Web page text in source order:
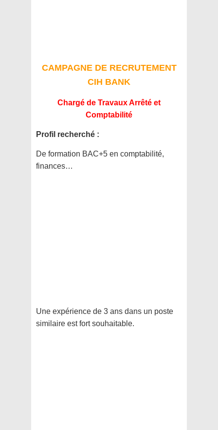
CAMPAGNE DE RECRUTEMENT
CIH BANK
Chargé de Travaux Arrêté et
Comptabilité
Profil recherché :
De formation BAC+5 en comptabilité,
finances…
Une expérience de 3 ans dans un poste
similaire est fort souhaitable.